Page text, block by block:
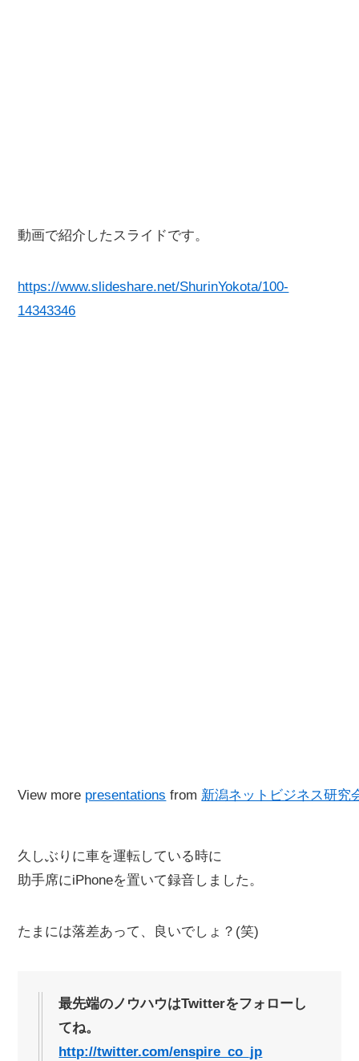
動画で紹介したスライドです。
https://www.slideshare.net/ShurinYokota/100-
14343346
View more presentations from 新潟ネットビジネス研究
久しぶりに車を運転している時に
助手席にiPhoneを置いて録音しました。
たまには落差あって、良いでしょ？(笑)
最先端のノウハウはTwitterをフォローし
てね。
http://twitter.com/enspire_co_jp